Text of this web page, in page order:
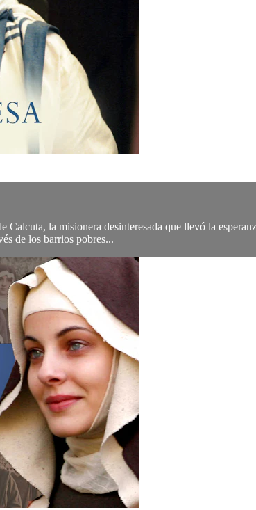
la misionera desinteresada que llevó la
de los barrios pobres...